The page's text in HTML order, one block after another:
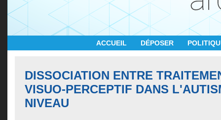
ACCUEIL DÉPOSER
DISSOCIATION ENTRE
VISUO-PERCEPTIF DANS
NIVEAU